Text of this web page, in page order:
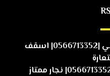
تركيب فورسيلنج في دبي |0566713352| اسقف